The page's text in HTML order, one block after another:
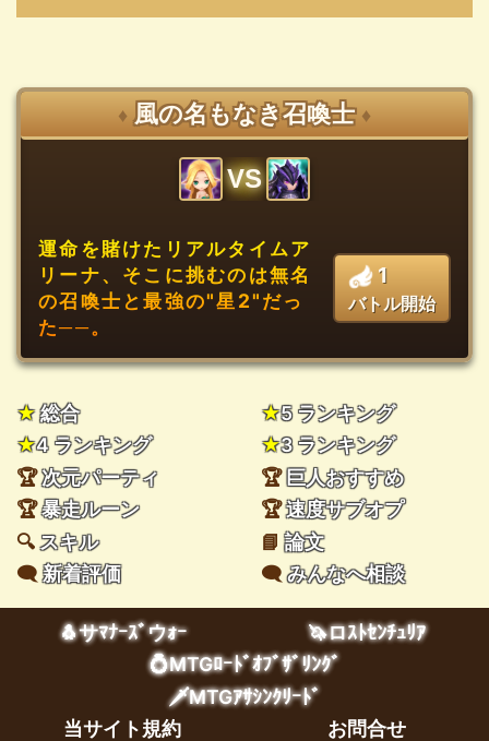
♦ 風の名もなき召喚士 ♦
VS
運命を賭けたリアルタイムア
リーナ、そこに挑むのは無名
の召喚士と最強の"星2"だっ
た──。
1
バトル開始
★総合 ★5 ランキング
★4 ランキング ★3 ランキング
🏆次元パーティ 🏆巨人おすすめ
🏆暴走ルーン 🏆速度サブオプ
🔍スキル 📘論文
🗨️新着評価 🗨️みんなへ相談
🐧サﾏﾅｰｽﾞウｫｰ
🦄ロｽﾄｾﾝﾁｭﾘｱ
💍MTGﾛｰﾄﾞｵﾌﾞｻﾞﾘﾝｸﾞ
🗡️MTGｱｻｼﾝｸﾘｰﾄﾞ
当サイト規約
お問合せ